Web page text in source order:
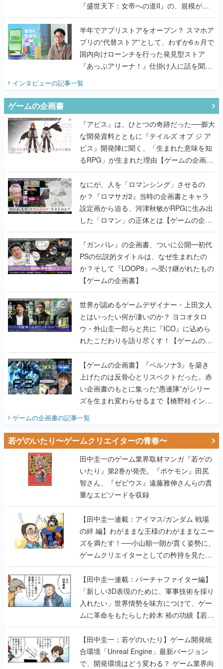
『盛世天下：女帝への道II』の、規模が違
うこだわりをプロデューサーに聞いた
半年でアプリストアをオープン？ スマホア
プリの“代替ストア”として、わずか6ヵ月で
国内向けローンチを行った発見型ストア
『あっぷアリーナ！』仕掛け人に話を聞い
てみた
インタビューの記事一覧
ゲームの企画書
『アビス』は、ひとつの奇跡だった──膨大
な開発資料とともに『テイルズ オブ ジ ア
ビス』開発陣に聞く、「生まれた意味を知
るRPG」が生まれた理由【ゲームの企画
書】
なにが、人を「ロマンシング」させるの
か？『ロマサガ2』当時の企画書とキャラ
設定画から迫る、河津秋敏がRPGに生み出
した「ロマン」の正体とは【ゲームの企画
書】
『ガンパレ』の企画書、ついに公開━初代
PSの伝説的タイトルは、なぜ生まれたの
か？そして『LOOP8』へ受け継がれたもの
【ゲームの企画書】
世界が認めるゲームデザイナー・上田文人
とはいったい何が凄いのか？ ヨコオタロ
ウ・外山圭一郎らと共に『ICO』に込めら
れたこだわりを語り尽くす！【ゲームの企
画書】
【ゲームの企画書】『ペルソナ3』を築き
上げたのは反骨心とリスペクトだった。赤
い企画書のもとに集った“愚連隊”がシリー
ズを生まれ変わらせるまで【橋野桂インタ
ビュー】
ゲームの企画書の記事一覧
若ゲのいたり〜ゲームクリエイターの青春〜
田中圭一のゲーム業界取材マンガ『若ゲの
いたり』第2巻が発売。『ポケモン』田尻
智さん、『ゼビウス』遠藤雅伸さんらの貴
重なエピソードを収録
【田中圭一連載：アイマス/ガンダム 戦場
の絆 編】わがままな王様のわがままなニー
ズを満たす！──小山順一朗が貫く姿勢に、
ゲームクリエイターとしての矜持を見た
【若ゲのいたり最終回】
【田中圭一連載：バーチャファイター編】
「新しい3D表現のために、軍事技術を採り
入れたい」世界情勢を味方につけて、ゲー
ムに革命をもたらした鈴木 裕の功績【若ゲ
のいたり】
【田中圭一：若ゲのいたり】ゲーム開発統
合環境「Unreal Engine」最新バージョン
で、開発環境はどう変わる？ ゲーム業界向